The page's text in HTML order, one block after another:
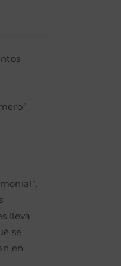
,
lleva
se
en